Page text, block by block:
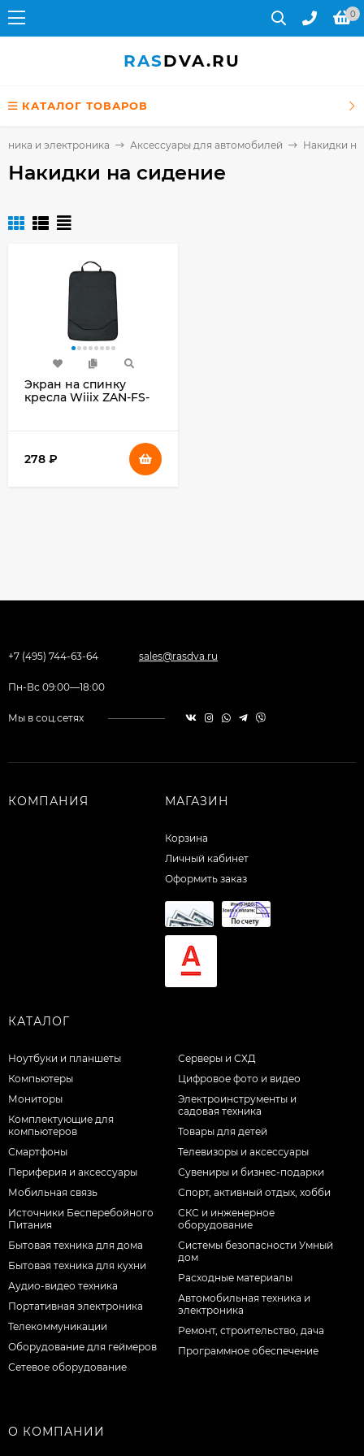
0
RASDVA.RU
КАТАЛОГ ТОВАРОВ
и электроника Аксессуары для автомобилей Накидки
Накидки на сидение
Экран на спинку
кресла Wiiix ZAN-FS-
278 ₽
+7 (495) 744-63-64 sales@rasdva.ru
Пн-Вс 09:00—18:00
Мы в соц.сетях
КОМПАНИЯ МАГАЗИН
Корзина
Личный кабинет
Оформить заказ
КАТАЛОГ
Ноутбуки и планшеты
Компьютеры
Мониторы
Комплектующие для
компьютеров
Смартфоны
Периферия и аксессуары
Мобильная связь
Источники Бесперебойного
Питания
Бытовая техника для дома
Бытовая техника для кухни
Аудио-видео техника
Портативная электроника
Телекоммуникации
Оборудование для геймеров
Сетевое оборудование
Серверы и СХД
Цифровое фото и видео
Электроинструменты и
садовая техника
Товары для детей
Телевизоры и аксессуары
Сувениры и бизнес-подарки
Спорт, активный отдых, хобби
СКС и инженерное
оборудование
Системы безопасности Умный
дом
Расходные материалы
Автомобильная техника и
электроника
Ремонт, строительство, дача
Программное обеспечение
О КОМПАНИИ